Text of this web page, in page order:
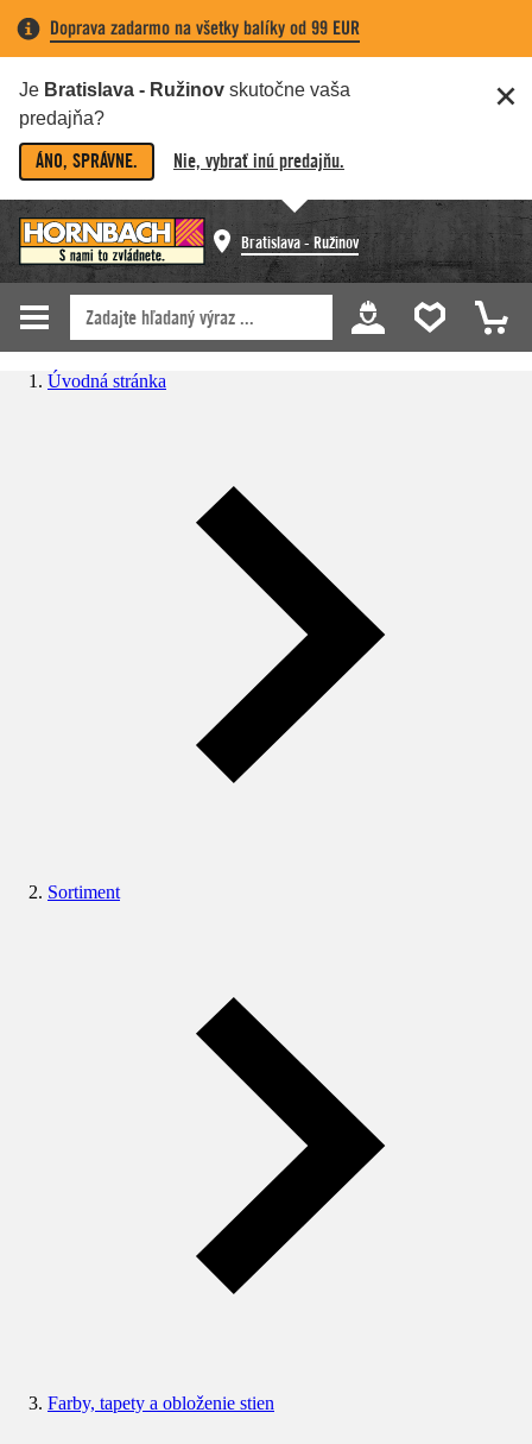
Doprava zadarmo na všetky balíky od 99 EUR
Je Bratislava - Ružinov skutočne vaša
predajňa?
ÁNO, SPRÁVNE. Nie, vybrať inú predajňu.
Bratislava - Ružinov
Úvodná stránka
Sortiment
Farby, tapety a obloženie stien